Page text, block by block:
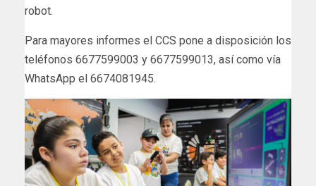
robot.
Para mayores informes el CCS pone a disposición los
teléfonos 6677599003 y 6677599013, así como vía
WhatsApp el 6674081945.